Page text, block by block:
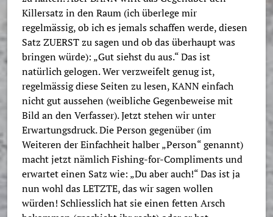
Killersatz in den Raum (ich überlege mir
regelmässig, ob ich es jemals schaffen werde, diesen
Satz ZUERST zu sagen und ob das überhaupt was
bringen würde): „Gut siehst du aus.“ Das ist
natürlich gelogen. Wer verzweifelt genug ist,
regelmässig diese Seiten zu lesen, KANN einfach
nicht gut aussehen (weibliche Gegenbeweise mit
Bild an den Verfasser). Jetzt stehen wir unter
Erwartungsdruck. Die Person gegenüber (im
Weiteren der Einfachheit halber „Person“ genannt)
macht jetzt nämlich Fishing-for-Compliments und
erwartet einen Satz wie: „Du aber auch!“ Das ist ja
nun wohl das LETZTE, das wir sagen wollen
würden! Schliesslich hat sie einen fetten Arsch